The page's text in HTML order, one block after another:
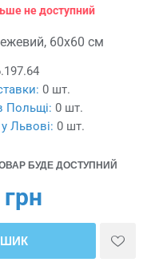
не доступний
60x60 см
0 шт.
Польщі: 0 шт.
Львові: 0 шт.
БУДЕ ДОСТУПНИЙ